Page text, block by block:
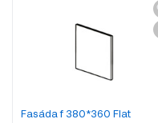
Fasáda f 380*360 Flat